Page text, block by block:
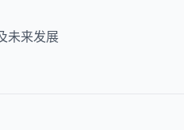
未来发展